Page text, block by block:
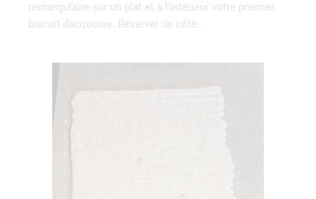
rectangulaire sur un plat et à l’intérieur votre premier
biscuit dacquoise. Réserver de côté.